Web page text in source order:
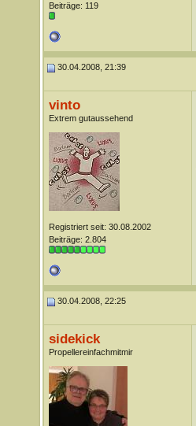
Beiträge: 119
30.04.2008, 21:39
vinto
Extrem gutaussehend
Registriert seit: 30.08.2002
Beiträge: 2.804
30.04.2008, 22:25
sidekick
Propellereinfachmitmir